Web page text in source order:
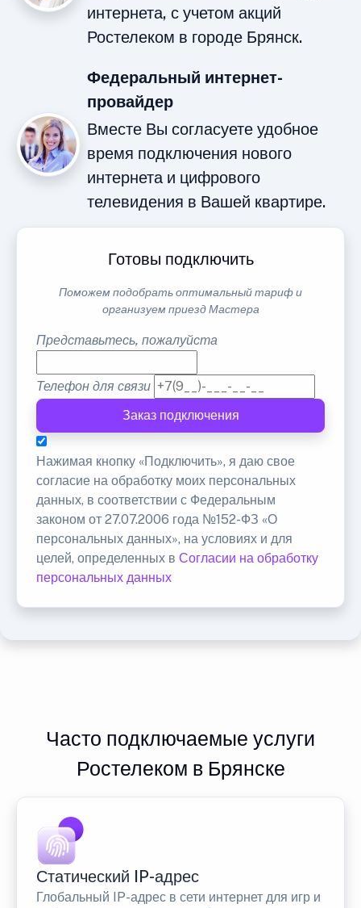
интернета, с учетом акций
Ростелеком в городе Брянск.
Федеральный интернет-
провайдер
Вместе Вы согласуете удобное
время подключения нового
интернета и цифрового
телевидения в Вашей квартире.
Готовы подключить
Поможем подобрать оптимальный тариф и
организуем приезд Мастера
Представьтесь, пожалуйста
Телефон для связи
Заказ подключения
Нажимая кнопку «Подключить», я даю свое
согласие на обработку моих персональных
данных, в соответствии с Федеральным
законом от 27.07.2006 года №152-ФЗ «О
персональных данных», на условиях и для
целей, определенных в Согласии на обработку
персональных данных
Часто подключаемые услуги
Ростелеком в Брянске
Статический IP-адрес
Глобальный IP-адрес в сети интернет для игр и